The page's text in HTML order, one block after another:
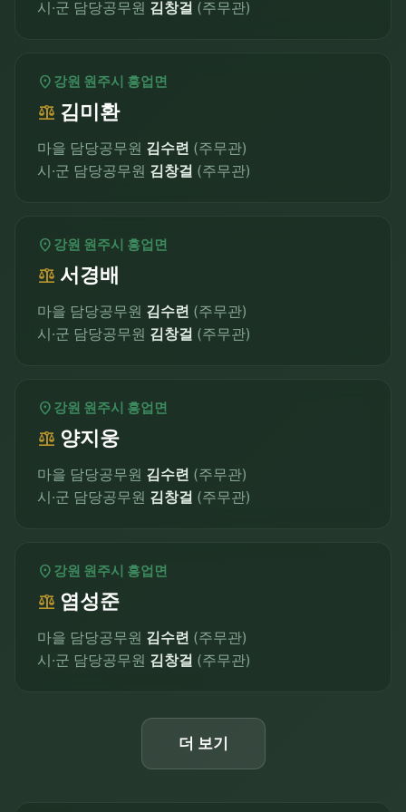
시·군 담당공무원 김창걸 (주무관)
location_on 강원 원주시 흥업면
balance 김미환
마을 담당공무원 김수련 (주무관)
시·군 담당공무원 김창걸 (주무관)
location_on 강원 원주시 흥업면
balance 서경배
마을 담당공무원 김수련 (주무관)
시·군 담당공무원 김창걸 (주무관)
location_on 강원 원주시 흥업면
balance 양지웅
마을 담당공무원 김수련 (주무관)
시·군 담당공무원 김창걸 (주무관)
location_on 강원 원주시 흥업면
balance 염성준
마을 담당공무원 김수련 (주무관)
시·군 담당공무원 김창걸 (주무관)
더 보기